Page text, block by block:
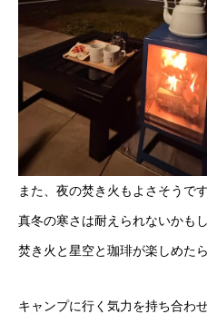
また、夜の焚き火もよさそうです
真冬の寒さは耐えられないかも
焚き火と星空と珈琲が楽しめたら
キャンプに行く気力を持ち合わ